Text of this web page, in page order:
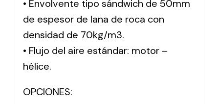
• Envolvente tipo sándwich de 50mm
de espesor de lana de roca con
densidad de 70kg/m3.
• Flujo del aire estándar: motor –
hélice.
OPCIONES: